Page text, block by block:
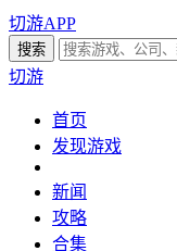
切游APP
切游
首页
发现游戏
新闻
攻略
合集